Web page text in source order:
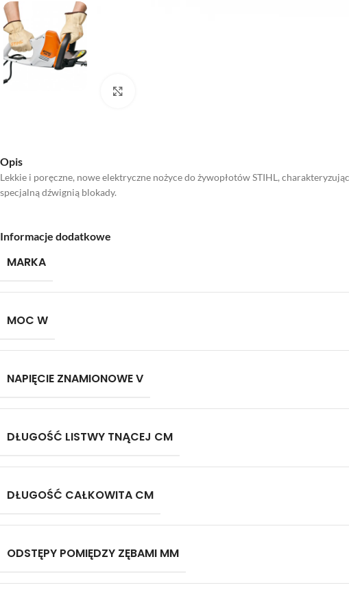
Opis
Lekkie i poręczne, nowe elektryczne nożyce do żywopłotów STIHL,
specjalną dźwignią blokady.
Informacje dodatkowe
MARKA
MOC W
NAPIĘCIE ZNAMIONOWE V
DŁUGOŚĆ LISTWY TNĄCEJ CM
DŁUGOŚĆ CAŁKOWITA CM
ODSTĘPY POMIĘDZY ZĘBAMI MM